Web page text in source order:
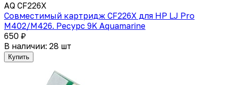
AQ CF226X
Совместимый картридж CF226X для HP LJ Pro
M402/M426. Ресурс 9K Aquamarine
650 ₽
В наличии: 28 шт
Купить